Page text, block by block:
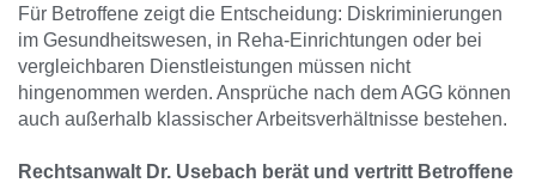
Für Betroffene zeigt die Entscheidung: Diskriminierungen
im Gesundheitswesen, in Reha-Einrichtungen oder bei
vergleichbaren Dienstleistungen müssen nicht
hingenommen werden. Ansprüche nach dem AGG können
auch außerhalb klassischer Arbeitsverhältnisse bestehen.
Rechtsanwalt Dr. Usebach berät und vertritt Betroffene